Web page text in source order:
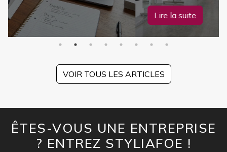
Lire la suite
VOIR TOUS LES ARTICLES
ÊTES-VOUS UNE ENTREPRISE
? ENTREZ STYLIAFOE !